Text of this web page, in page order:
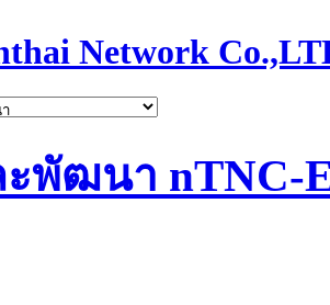
พัฒนา nTNC-